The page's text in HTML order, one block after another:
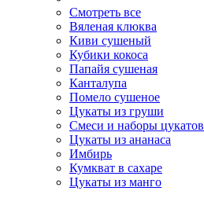
Смотреть все
Вяленая клюква
Киви сушеный
Кубики кокоса
Папайя сушеная
Канталупа
Помело сушеное
Цукаты из груши
Смеси и наборы цукатов
Цукаты из ананаса
Имбирь
Кумкват в сахаре
Цукаты из манго